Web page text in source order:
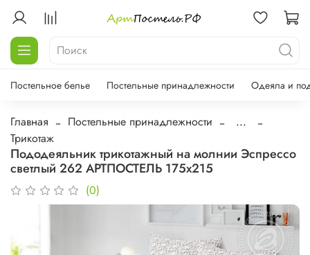
Постельное белье Постельные принадлежности Одеяла и
Главная Постельные принадлежности
...
Трикотаж
Пододеяльник трикотажный на молнии Эспрессо
светлый 262 АРТПОСТЕЛЬ 175х215
(0)